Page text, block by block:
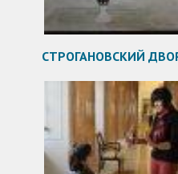
СТРОГАНОВСКИЙ